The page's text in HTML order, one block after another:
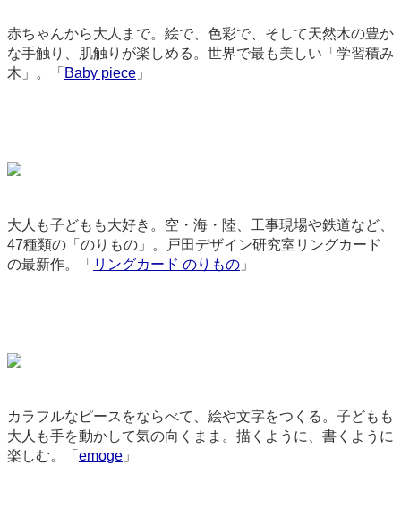
赤ちゃんから大人まで。絵で、色彩で、そして天然木の豊か
な手触り、肌触りが楽しめる。世界で最も美しい「学習積み
木」。「 Baby piece 」
大人も子どもも大好き。空・海・陸、工事現場や鉄道など、
47種類の「のりもの」。戸田デザイン研究室リングカード
の最新作。「 リングカード のりもの 」
カラフルなピースをならべて、絵や文字をつくる。子どもも
大人も手を動かして気の向くまま。描くように、書くように
楽しむ。「 emoge 」